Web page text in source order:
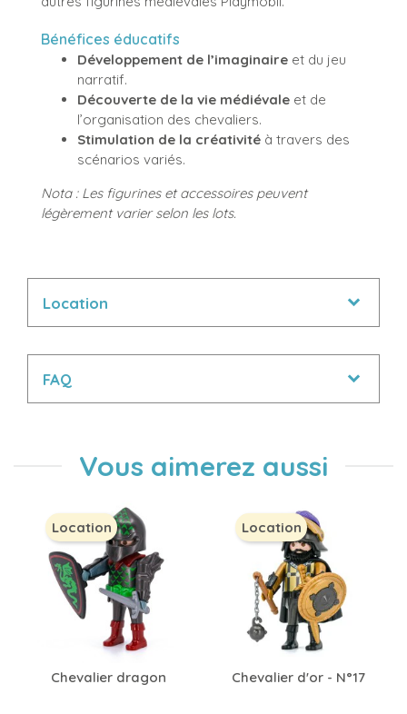
Bénéfices éducatifs
Développement de l’imaginaire et du jeu
narratif.
Découverte de la vie médiévale et de
l’organisation des chevaliers.
Stimulation de la créativité à travers des
scénarios variés.
Nota : Les figurines et accessoires peuvent
légèrement varier selon les lots.
Location
FAQ
Vous aimerez aussi
Chevalier dragon
Location
Chevalier d'or - N°17
Location